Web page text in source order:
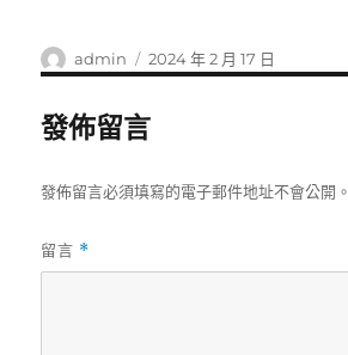
作
者
admin
發
佈
2024 年 2 月 17 日
發佈留言
發佈留言必須填寫的電子郵件地址不會公開。
留言 *